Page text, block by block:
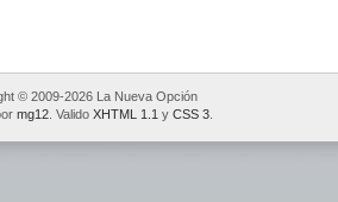
© 2009-2026 La Nueva Opción
mg12 . Valido XHTML 1.1 y CSS 3